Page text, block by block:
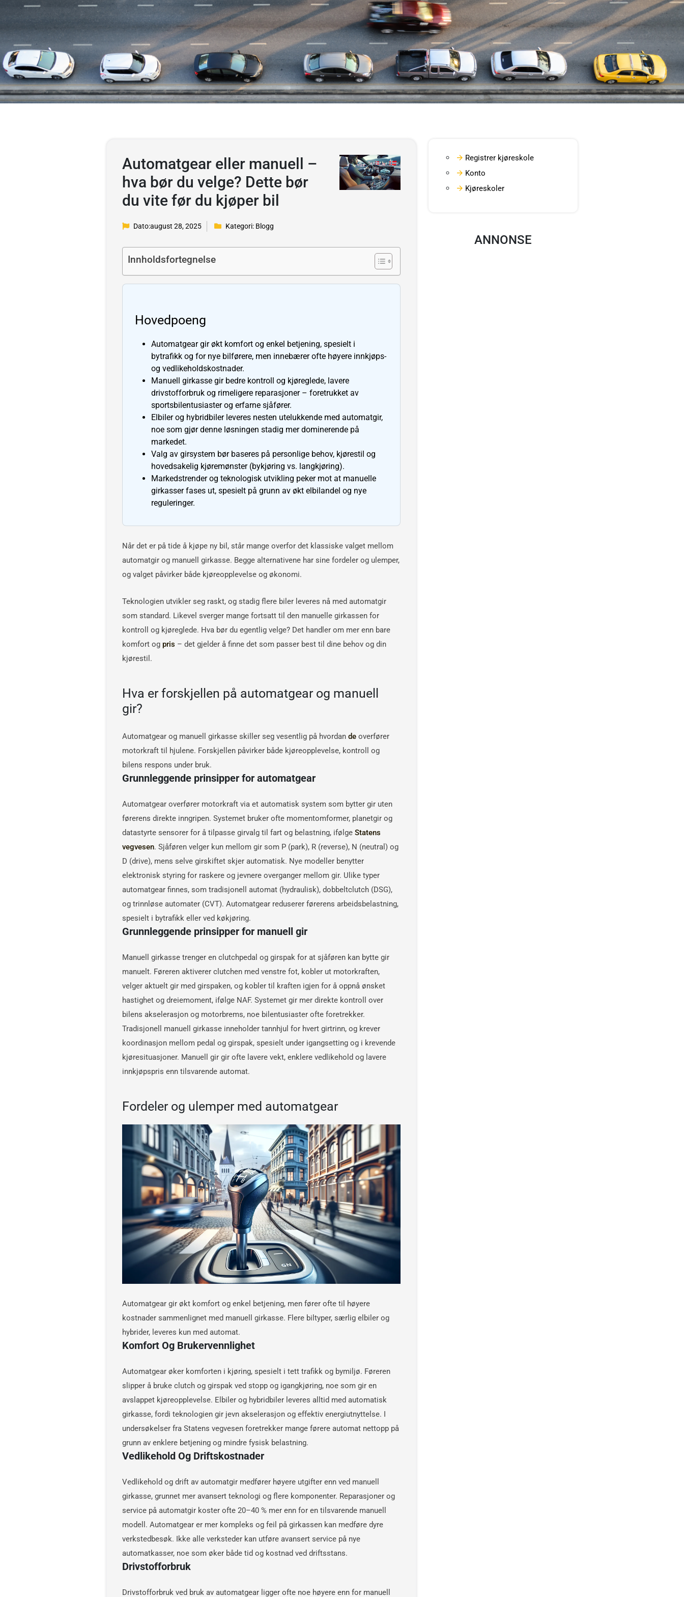
Automatgear eller manuell –
hva bør du velge? Dette bør
du vite før du kjøper bil
Dato:august 28, 2025 Kategori: Blogg
Innholdsfortegnelse
Hovedpoeng
Automatgear gir økt komfort og enkel betjening, spesielt i
bytrafikk og for nye bilførere, men innebærer ofte høyere innkjøps-
og vedlikeholdskostnader.
Manuell girkasse gir bedre kontroll og kjøreglede, lavere
drivstofforbruk og rimeligere reparasjoner – foretrukket av
sportsbilentusiaster og erfarne sjåfører.
Elbiler og hybridbiler leveres nesten utelukkende med automatgir,
noe som gjør denne løsningen stadig mer dominerende på
markedet.
Valg av girsystem bør baseres på personlige behov, kjørestil og
hovedsakelig kjøremønster (bykjøring vs. langkjøring).
Markedstrender og teknologisk utvikling peker mot at manuelle
girkasser fases ut, spesielt på grunn av økt elbilandel og nye
reguleringer.
Når det er på tide å kjøpe ny bil, står mange overfor det klassiske valget mellom
automatgir og manuell girkasse. Begge alternativene har sine fordeler og ulemper,
og valget påvirker både kjøreopplevelse og økonomi.
Teknologien utvikler seg raskt, og stadig flere biler leveres nå med automatgir
som standard. Likevel sverger mange fortsatt til den manuelle girkassen for
kontroll og kjøreglede. Hva bør du egentlig velge? Det handler om mer enn bare
komfort og pris – det gjelder å finne det som passer best til dine behov og din
kjørestil.
Hva er forskjellen på automatgear og manuell
gir?
Automatgear og manuell girkasse skiller seg vesentlig på hvordan de overfører
motorkraft til hjulene. Forskjellen påvirker både kjøreopplevelse, kontroll og
bilens respons under bruk.
Grunnleggende prinsipper for automatgear
Automatgear overfører motorkraft via et automatisk system som bytter gir uten
førerens direkte inngripen. Systemet bruker ofte momentomformer, planetgir og
datastyrte sensorer for å tilpasse girvalg til fart og belastning, ifølge Statens
vegvesen. Sjåføren velger kun mellom gir som P (park), R (reverse), N (neutral) og
D (drive), mens selve girskiftet skjer automatisk. Nye modeller benytter
elektronisk styring for raskere og jevnere overganger mellom gir. Ulike typer
automatgear finnes, som tradisjonell automat (hydraulisk), dobbeltclutch (DSG),
og trinnløse automater (CVT). Automatgear reduserer førerens arbeidsbelastning,
spesielt i bytrafikk eller ved køkjøring.
Grunnleggende prinsipper for manuell gir
Manuell girkasse trenger en clutchpedal og girspak for at sjåføren kan bytte gir
manuelt. Føreren aktiverer clutchen med venstre fot, kobler ut motorkraften,
velger aktuelt gir med girspaken, og kobler til kraften igjen for å oppnå ønsket
hastighet og dreiemoment, ifølge NAF. Systemet gir mer direkte kontroll over
bilens akselerasjon og motorbrems, noe bilentusiaster ofte foretrekker.
Tradisjonell manuell girkasse inneholder tannhjul for hvert girtrinn, og krever
koordinasjon mellom pedal og girspak, spesielt under igangsetting og i krevende
kjøresituasjoner. Manuell gir gir ofte lavere vekt, enklere vedlikehold og lavere
innkjøpspris enn tilsvarende automat.
Fordeler og ulemper med automatgear
Automatgear gir økt komfort og enkel betjening, men fører ofte til høyere
kostnader sammenlignet med manuell girkasse. Flere biltyper, særlig elbiler og
hybrider, leveres kun med automat.
Komfort Og Brukervennlighet
Automatgear øker komforten i kjøring, spesielt i tett trafikk og bymiljø. Føreren
slipper å bruke clutch og girspak ved stopp og igangkjøring, noe som gir en
avslappet kjøreopplevelse. Elbiler og hybridbiler leveres alltid med automatisk
girkasse, fordi teknologien gir jevn akselerasjon og effektiv energiutnyttelse. I
undersøkelser fra Statens vegvesen foretrekker mange førere automat nettopp på
grunn av enklere betjening og mindre fysisk belastning.
Vedlikehold Og Driftskostnader
Vedlikehold og drift av automatgir medfører høyere utgifter enn ved manuell
girkasse, grunnet mer avansert teknologi og flere komponenter. Reparasjoner og
service på automatgir koster ofte 20–40 % mer enn for en tilsvarende manuell
modell. Automatgear er mer kompleks og feil på girkassen kan medføre dyre
verkstedbesøk. Ikke alle verksteder kan utføre avansert service på nye
automatkasser, noe som øker både tid og kostnad ved driftsstans.
Drivstofforbruk
Drivstofforbruk ved bruk av automatgear ligger ofte noe høyere enn for manuell
Registrer kjøreskole
Konto
Kjøreskoler
ANNONSE